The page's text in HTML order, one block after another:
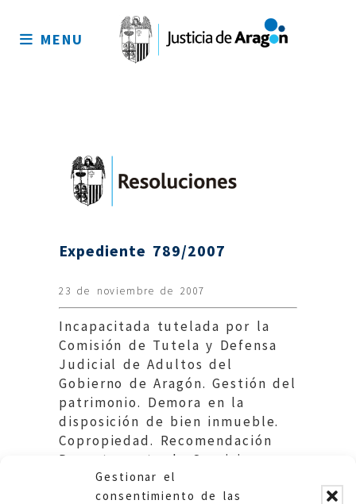
Gestionar el
consentimiento de las
sitio
MENU
Expediente 789/2007
23 de noviembre de 2007
Incapacitada tutelada por la
Comisión de Tutela y Defensa
Judicial de Adultos del
Gobierno de Aragón. Gestión del
patrimonio. Demora en la
disposición de bien inmueble.
Copropiedad. Recomendación
Departamento de Servicios
Sociales y Familia DGA.